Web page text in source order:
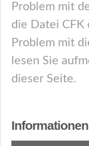
Problem mit
die Datei CFK
Problem mit
lesen Sie
dieser Seite.